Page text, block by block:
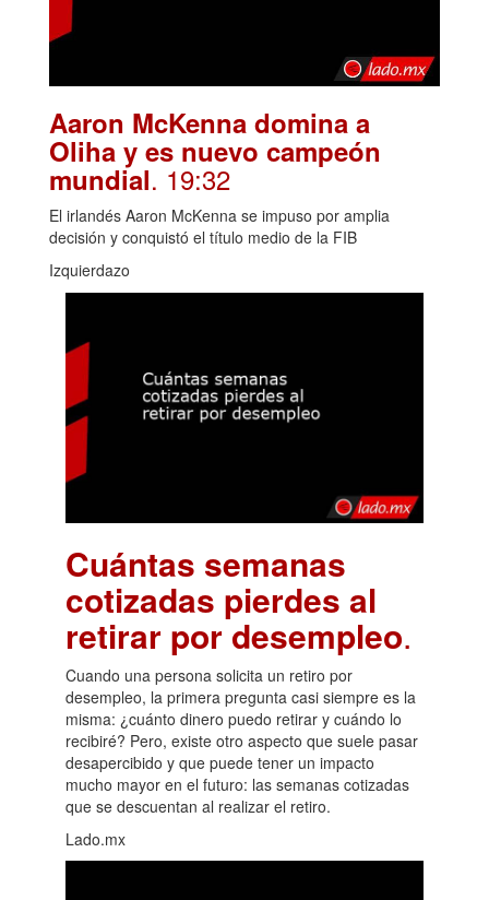
Aaron McKenna domina a
Oliha y es nuevo campeón
mundial. 19:32
El irlandés Aaron McKenna se impuso por amplia
decisión y conquistó el título medio de la FIB
Izquierdazo
Cuántas semanas
cotizadas pierdes al
retirar por desempleo.
Cuando una persona solicita un retiro por
desempleo, la primera pregunta casi siempre es la
misma: ¿cuánto dinero puedo retirar y cuándo lo
recibiré? Pero, existe otro aspecto que suele pasar
desapercibido y que puede tener un impacto
mucho mayor en el futuro: las semanas cotizadas
que se descuentan al realizar el retiro.
Lado.mx